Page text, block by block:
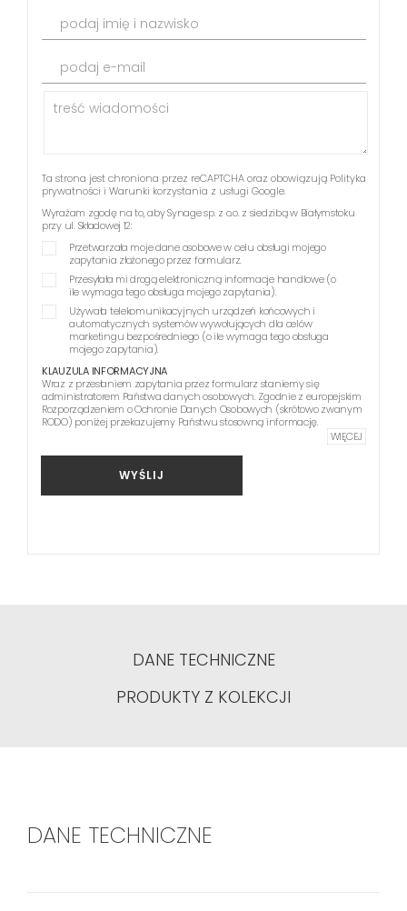
podaj imię i nazwisko
podaj e-mail
Ta strona jest chroniona przez reCAPTCHA oraz obowiązują Polityka
prywatności i Warunki korzystania z usługi Google.
Wyrażam zgodę na to, aby Synage sp. z o.o. z siedzibą w Białymstoku
przy ul. Składowej 12:
Przetwarzała moje dane osobowe w celu obsługi mojego
zapytania złożonego przez formularz.
Przesyłała mi drogą elektroniczną informacje handlowe (o
ile wymaga tego obsługa mojego zapytania).
Używała telekomunikacyjnych urządzeń końcowych i
automatycznych systemów wywołujących dla celów
marketingu bezpośredniego (o ile wymaga tego obsługa
mojego zapytania).
KLAUZULA INFORMACYJNA
Wraz z przesłaniem zapytania przez formularz staniemy się
administratorem Państwa danych osobowych. Zgodnie z europejskim
Rozporządzeniem o Ochronie Danych Osobowych (skrótowo zwanym
RODO) poniżej przekazujemy Państwu stosowną informację.
WIĘCEJ
WYŚLIJ
DANE TECHNICZNE
PRODUKTY Z KOLEKCJI
DANE TECHNICZNE